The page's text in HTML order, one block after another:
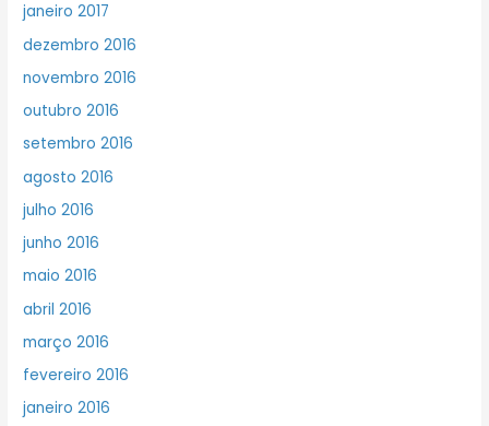
janeiro 2017
dezembro 2016
novembro 2016
outubro 2016
setembro 2016
agosto 2016
julho 2016
junho 2016
maio 2016
abril 2016
março 2016
fevereiro 2016
janeiro 2016